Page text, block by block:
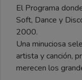
El Programa
Soft, Dance y
2000.
Una minuciosa
artista y canción,
merecen los